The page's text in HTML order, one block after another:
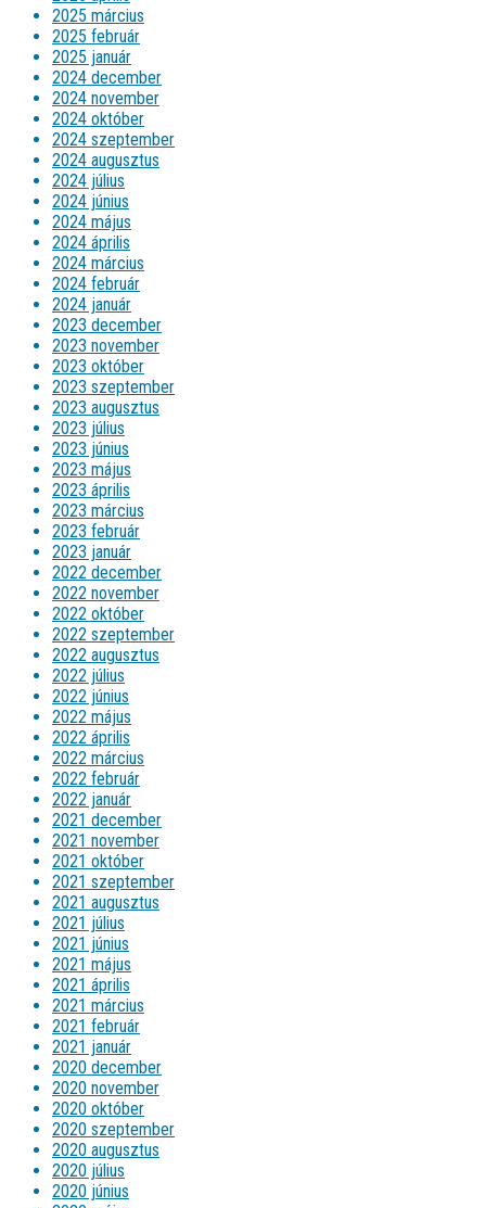
2025 március
2025 február
2025 január
2024 december
2024 november
2024 október
2024 szeptember
2024 augusztus
2024 július
2024 június
2024 május
2024 április
2024 március
2024 február
2024 január
2023 december
2023 november
2023 október
2023 szeptember
2023 augusztus
2023 július
2023 június
2023 május
2023 április
2023 március
2023 február
2023 január
2022 december
2022 november
2022 október
2022 szeptember
2022 augusztus
2022 július
2022 június
2022 május
2022 április
2022 március
2022 február
2022 január
2021 december
2021 november
2021 október
2021 szeptember
2021 augusztus
2021 július
2021 június
2021 május
2021 április
2021 március
2021 február
2021 január
2020 december
2020 november
2020 október
2020 szeptember
2020 augusztus
2020 július
2020 június